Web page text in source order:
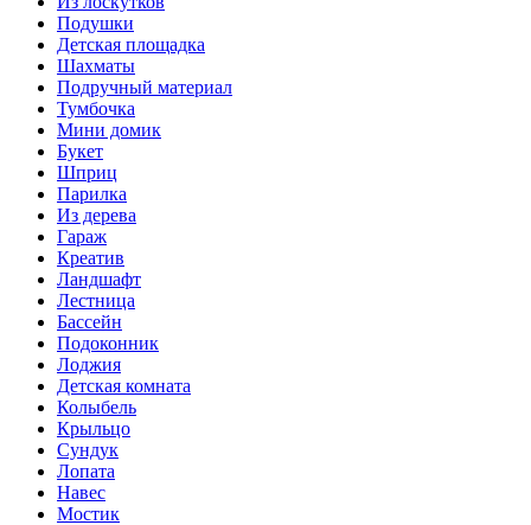
Подушки
Детская площадка
Шахматы
Подручный материал
Тумбочка
Мини домик
Букет
Шприц
Парилка
Из дерева
Гараж
Креатив
Ландшафт
Лестница
Бассейн
Подоконник
Лоджия
Детская комната
Колыбель
Крыльцо
Сундук
Лопата
Навес
Мостик